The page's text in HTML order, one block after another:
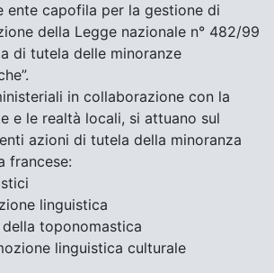
ente capofila per la gestione di
della Legge nazionale n° 482/99
di tutela delle minoranze
in collaborazione con la
e le realtà locali, si attuano sul
azioni di tutela della minoranza
francese:
linguistica
toponomastica
linguistica culturale